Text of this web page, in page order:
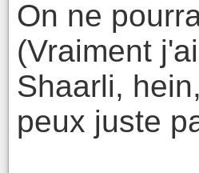
On ne
(Vraiment
Shaarli,
peux juste